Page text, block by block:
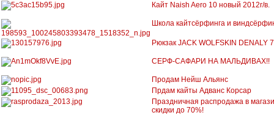
Кайт Naish Aero 10 новый 2012г/в.
Школа кайтсёрфинга и
Рюкзак JACK WOLFSKIN DENALY
СЕРФ-САФАРИ НА МАЛЬДИВАХ!!
Продам Нейш Альянс
Прдам кайты Адванс Корсар
Праздничная распродажа в
скидки до 70%!